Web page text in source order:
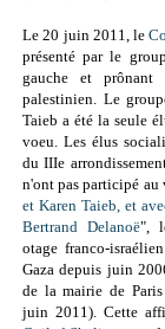
Le 20 juin 2011, le
présenté par le
gauche et prônant
palestinien. Le
Taieb a été la seule
voeu. Les élus
du IIIe
n'ont pas participé au
et Karen Taieb, et
Bertrand Delanoë", l
otage franco-
Gaza depuis juin
de la mairie de
juin 2011). Cette